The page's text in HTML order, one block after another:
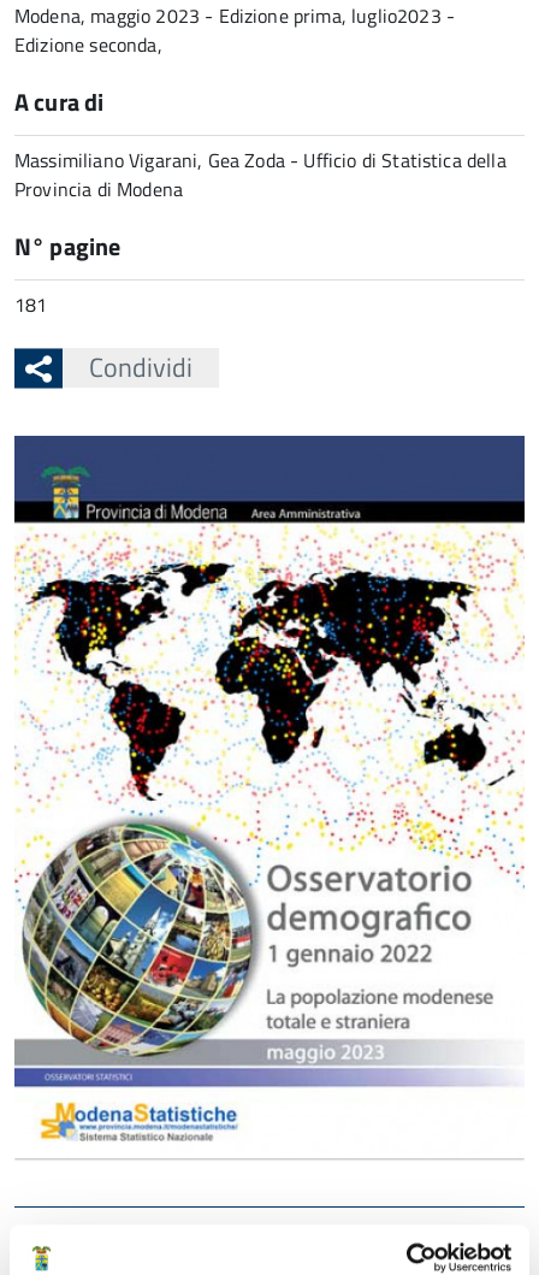
Modena, maggio 2023 - Edizione prima, luglio2023 -
Edizione seconda,
A cura di
Massimiliano Vigarani, Gea Zoda - Ufficio di Statistica della
Provincia di Modena
N° pagine
181
Condividi
Collegamenti